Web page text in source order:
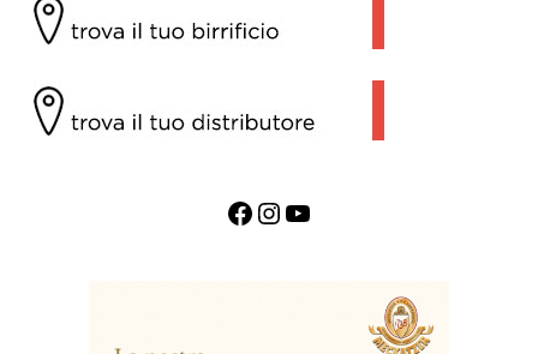
Facebook InstagramYouTube